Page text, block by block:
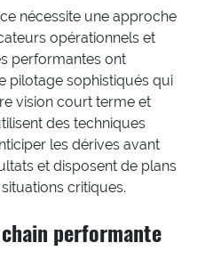
nécessite une approche
opérationnels et
performantes ont
pilotage sophistiqués qui
vision court terme et
des techniques
les dérives avant
et disposent de plans
critiques.
performante